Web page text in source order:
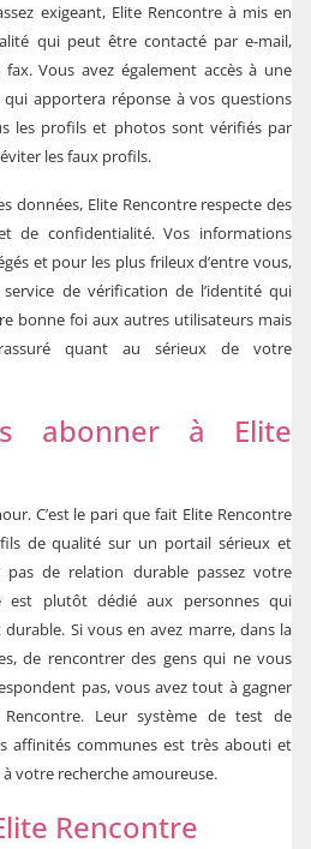
exigeant, Elite Rencontre à mis en
qui peut être contacté par e-mail,
Vous avez également accès à une
qui apportera réponse à vos questions
les profils et photos sont vérifiés par
les faux profils.
données, Elite Rencontre respecte des
de confidentialité. Vos informations
et pour les plus frileux d’entre vous,
de vérification de l’identité qui
bonne foi aux autres utilisateurs mais
quant au sérieux de votre
abonner à Elite
C’est le pari que fait Elite Rencontre
de qualité sur un portail sérieux et
pas de relation durable passez votre
est plutôt dédié aux personnes qui
Si vous en avez marre, dans la
de rencontrer des gens qui ne vous
pas, vous avez tout à gagner
Leur système de test de
affinités communes est très abouti et
votre recherche amoureuse.
Rencontre